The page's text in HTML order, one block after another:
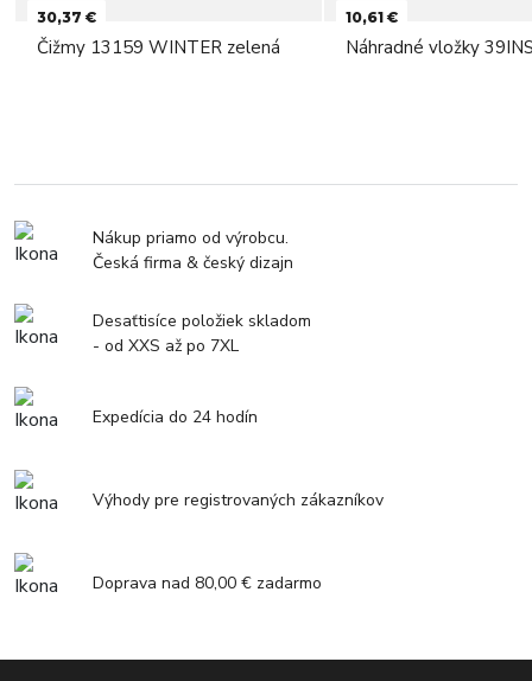
30,37 €
Čižmy 13159 WINTER zelená
10,61 €
Náhradné vložky
Nákup priamo od výrobcu.
Česká firma & český dizajn
Desaťtisíce položiek skladom
- od XXS až po 7XL
Expedícia do 24 hodín
Výhody pre registrovaných zákazníkov
Doprava nad 80,00 € zadarmo